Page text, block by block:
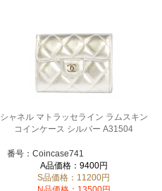
シャネル マトラッセライン ラムスキン
コインケース シルバー A31504
番号：Coincase741
A品価格：9400円
S品価格：11200円